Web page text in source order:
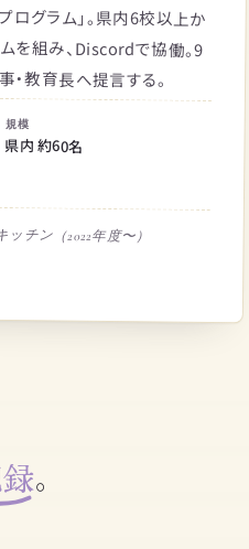
教育長へ提言する。
規模
県内 約60名
チン（2022年度〜）
。